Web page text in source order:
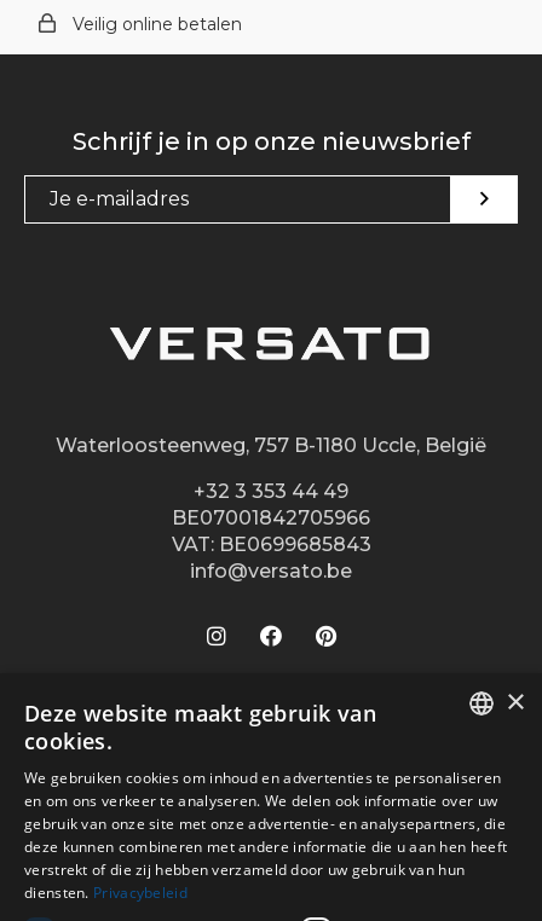
Veilig online betalen
Schrijf je in op onze nieuwsbrief
Waterloosteenweg, 757 B-1180 Uccle, België
+32 3 353 44 49
BE07001842705966
VAT: BE0699685843
info@versato.be
Onze winkels
Brugge
Hasselt
Leuven
Oostende
Turnhout
Versato info
Service
Over ons
Contact
Verkooppunten
Site Info
Algemene voorwaarden
Disclaimer
Veilig betalen met
FR
×
Deze website maakt gebruik van
cookies.
We gebruiken cookies om inhoud en advertenties te personaliseren
en om ons verkeer te analyseren. We delen ook informatie over uw
gebruik van onze site met onze advertentie- en analysepartners, die
deze kunnen combineren met andere informatie die u aan hen heeft
verstrekt of die zij hebben verzameld door uw gebruik van hun
diensten. Privacybeleid